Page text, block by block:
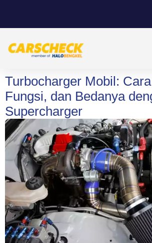
Turbocharger Mobil:
Fungsi, dan Bedanya
Supercharger